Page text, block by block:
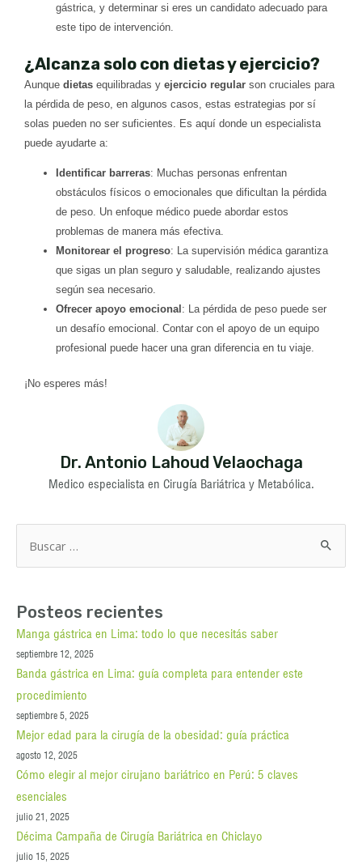
gástrica, y determinar si eres un candidato adecuado para
este tipo de intervención.
¿Alcanza solo con dietas y ejercicio?
Aunque dietas equilibradas y ejercicio regular son cruciales para
la pérdida de peso, en algunos casos, estas estrategias por sí
solas pueden no ser suficientes. Es aquí donde un especialista
puede ayudarte a:
Identificar barreras: Muchas personas enfrentan
obstáculos físicos o emocionales que dificultan la pérdida
de peso. Un enfoque médico puede abordar estos
problemas de manera más efectiva.
Monitorear el progreso: La supervisión médica garantiza
que sigas un plan seguro y saludable, realizando ajustes
según sea necesario.
Ofrecer apoyo emocional : La pérdida de peso puede ser
un desafío emocional. Contar con el apoyo de un equipo
profesional puede hacer una gran diferencia en tu viaje.
¡No esperes más!
Dr. Antonio Lahoud Velaochaga
Medico especialista en Cirugía Bariátrica y Metabólica.
Buscar
por:
Posteos recientes
Manga gástrica en Lima: todo lo que necesitás saber
septiembre 12, 2025
Banda gástrica en Lima: guía completa para entender este
procedimiento
septiembre 5, 2025
Mejor edad para la cirugía de la obesidad: guía práctica
agosto 12, 2025
Cómo elegir al mejor cirujano bariátrico en Perú: 5 claves
esenciales
julio 21, 2025
Décima Campaña de Cirugía Bariátrica en Chiclayo
julio 15, 2025